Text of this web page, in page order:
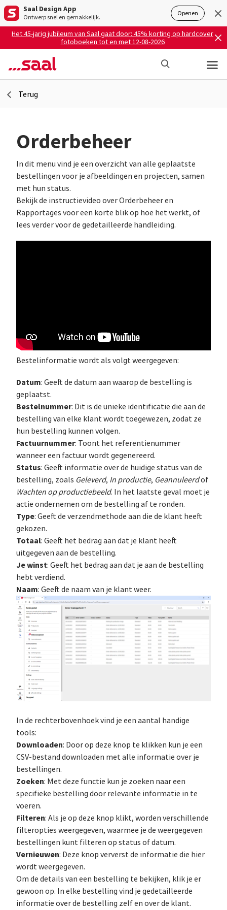
Saal Design App
Ontwerp snel en gemakkelijk. Openen
Het 45-jarig jubileum van Saal gaat door: 45% korting op hardcover
fotoboeken tot en met 12-08-2026
Terug
Orderbeheer
In dit menu vind je een overzicht van alle geplaatste
bestellingen voor je afbeeldingen en projecten, samen
met hun status.
Bekijk de instructievideo over Orderbeheer en
Rapportages voor een korte blik op hoe het werkt, of
lees verder voor de gedetailleerde handleiding.
Bestelinformatie wordt als volgt weergegeven:
Datum: Geeft de datum aan waarop de bestelling is
geplaatst.
Bestelnummer: Dit is de unieke identificatie die aan de
bestelling van elke klant wordt toegewezen, zodat ze
hun bestelling kunnen volgen.
Factuurnummer: Toont het referentienummer
wanneer een factuur wordt gegenereerd.
Status: Geeft informatie over de huidige status van de
bestelling, zoals Geleverd, In productie, Geannuleerdof
Wachten op productiebeeld. In het laatste geval moet je
actie ondernemen om de bestelling af te ronden.
Type: Geeft de verzendmethode aan die de klant heeft
gekozen.
Totaal: Geeft het bedrag aan dat je klant heeft
uitgegeven aan de bestelling.
Je winst: Geeft het bedrag aan dat je aan de bestelling
hebt verdiend.
Naam: Geeft de naam van je klant weer.
In de rechterbovenhoek vind je een aantal handige
tools:
Downloaden: Door op deze knop te klikken kun je een
CSV-bestand downloaden met alle informatie over je
bestellingen.
Zoeken: Met deze functie kun je zoeken naar een
specifieke bestelling door relevante informatie in te
voeren.
Filteren: Als je op deze knop klikt, worden verschillende
filteropties weergegeven, waarmee je de weergegeven
bestellingen kunt filteren op status of datum.
Vernieuwen: Deze knop ververst de informatie die hier
wordt weergegeven.
Om de details van een bestelling te bekijken, klik je er
gewoon op. In elke bestelling vind je gedetailleerde
informatie over de bestelling zelf en over de klant.